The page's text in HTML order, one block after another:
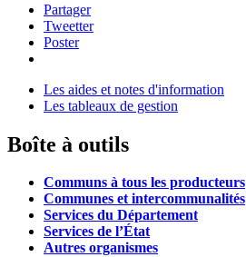
Partager
Tweetter
Poster
Les aides et notes d'information
Les tableaux de gestion
Boîte à outils
Communs à tous les producteurs
Communes et intercommunalités
Services du Département
Services de l’État
Autres organismes